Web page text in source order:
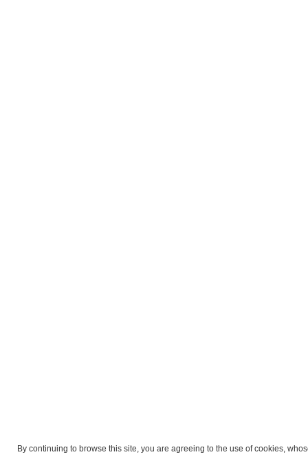
By continuing to browse this site, you are agreeing to the use of cookies,